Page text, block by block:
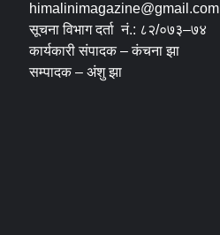
himalinimagazine@gmail.com
सूचना विभाग दर्ता नं.: ८२/०७३–७४
कार्यकारी संपादक – कंचना झा
सम्पादक – अंशु झा